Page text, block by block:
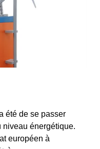
été de se passer
niveau énergétique.
européen à